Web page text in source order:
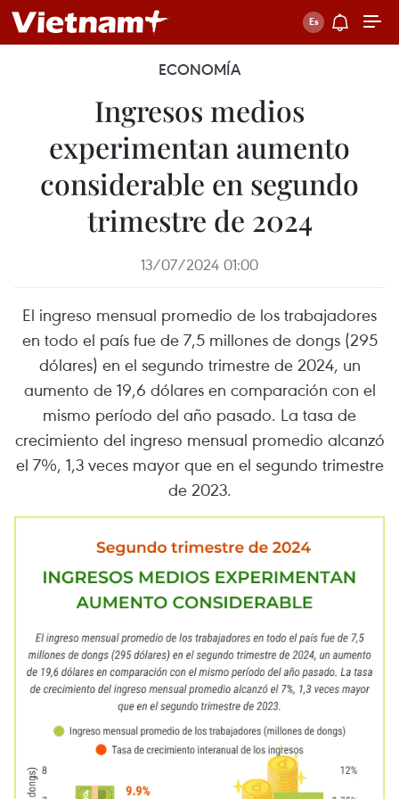
ECONOMÍA
Ingresos medios
experimentan aumento
considerable en segundo
trimestre de 2024
13/07/2024 01:00
El ingreso mensual promedio de los trabajadores
en todo el país fue de 7,5 millones de dongs (295
dólares) en el segundo trimestre de 2024, un
aumento de 19,6 dólares en comparación con el
mismo período del año pasado. La tasa de
crecimiento del ingreso mensual promedio alcanzó
el 7%, 1,3 veces mayor que en el segundo trimestre
de 2023.